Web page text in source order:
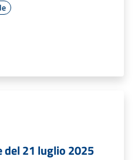
del 21 luglio 2025